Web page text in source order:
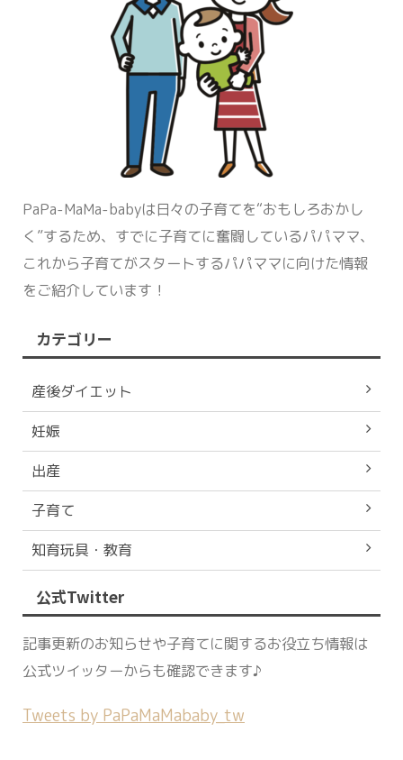
PaPa-MaMa-babyは日々の子育てを“おもしろおかし
く”するため、すでに子育てに奮闘しているパパママ、
これから子育てがスタートするパパママに向けた情報
をご紹介しています！
カテゴリー
産後ダイエット
妊娠
出産
子育て
知育玩具・教育
公式Twitter
記事更新のお知らせや子育てに関するお役立ち情報は
公式ツイッターからも確認できます♪
Tweets by PaPaMaMababy_tw